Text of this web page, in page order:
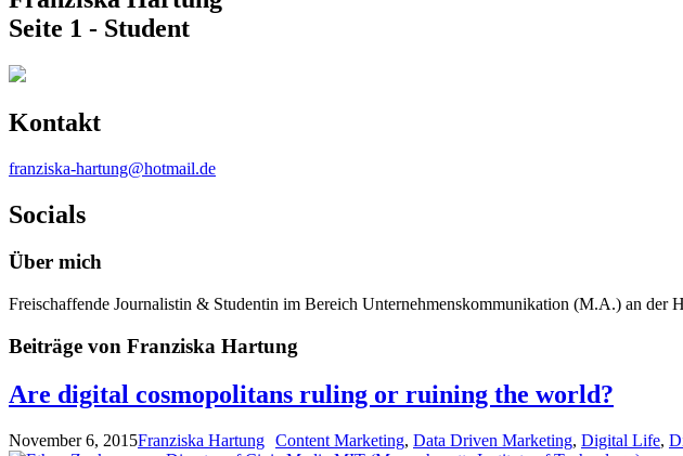
Seite 1 - Student
Kontakt
franziska-hartung@hotmail.de
Socials
Über mich
Freischaffende Journalistin & Studentin im Bereich Unternehmenskommunikation (M.A.) an der
Beiträge von Franziska Hartung
Are digital cosmopolitans ruling or ruining the world?
November 6, 2015Franziska Hartung Content Marketing, Data Driven Marketing, Digital Life,